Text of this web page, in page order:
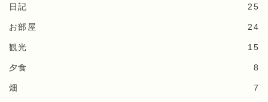
日記 25
お部屋 24
観光 15
夕食 8
畑 7